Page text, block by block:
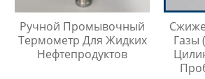
Ручной Промывочный
Термометр Для Жидких
Нефтепродуктов
Газы